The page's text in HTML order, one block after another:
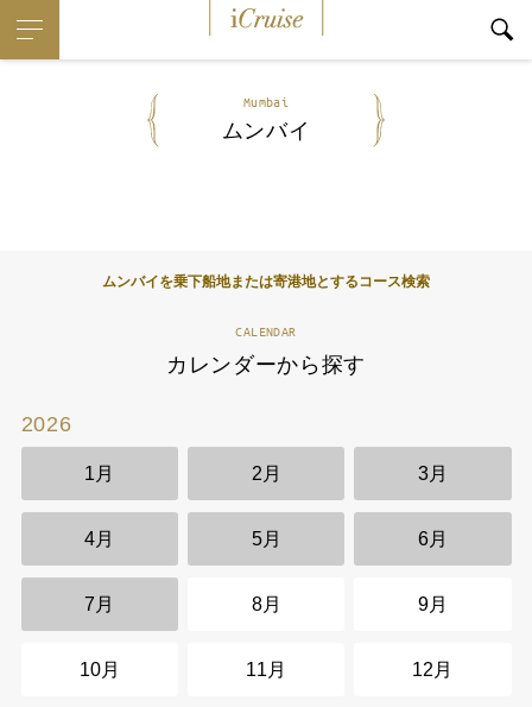
Mumbai
ムンバイ
ムンバイを乗下船地または寄港地とするコース検索
CALENDAR
カレンダーから探す
2026
1月 2月 3月
4月 5月 6月
7月 8月 9月
10月 11月 12月